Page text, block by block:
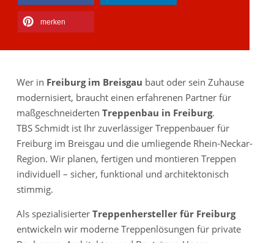
merken
Wer in Freiburg im Breisgau baut oder sein Zuhause
modernisiert, braucht einen erfahrenen Partner für
maßgeschneiderten Treppenbau in Freiburg.
TBS Schmidt ist Ihr zuverlässiger Treppenbauer für
Freiburg im Breisgau und die umliegende Rhein-Neckar-
Region. Wir planen, fertigen und montieren Treppen
individuell – sicher, funktional und architektonisch
stimmig.
Als spezialisierter Treppenhersteller für Freiburg
entwickeln wir moderne Treppenlösungen für private